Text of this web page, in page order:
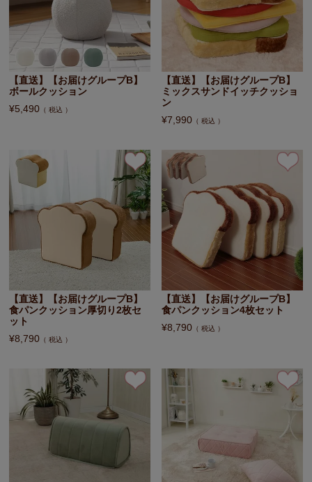
【直送】【お届けグループB】
ボールクッション
¥5,490 税込
【直送】【お届けグループB】
ミックスサンドイッチクッショ
ン
¥7,990 税込
【直送】【お届けグループB】
食パンクッション厚切り2枚セ
ット
¥8,790 税込
【直送】【お届けグループB】
食パンクッション4枚セット
¥8,790 税込